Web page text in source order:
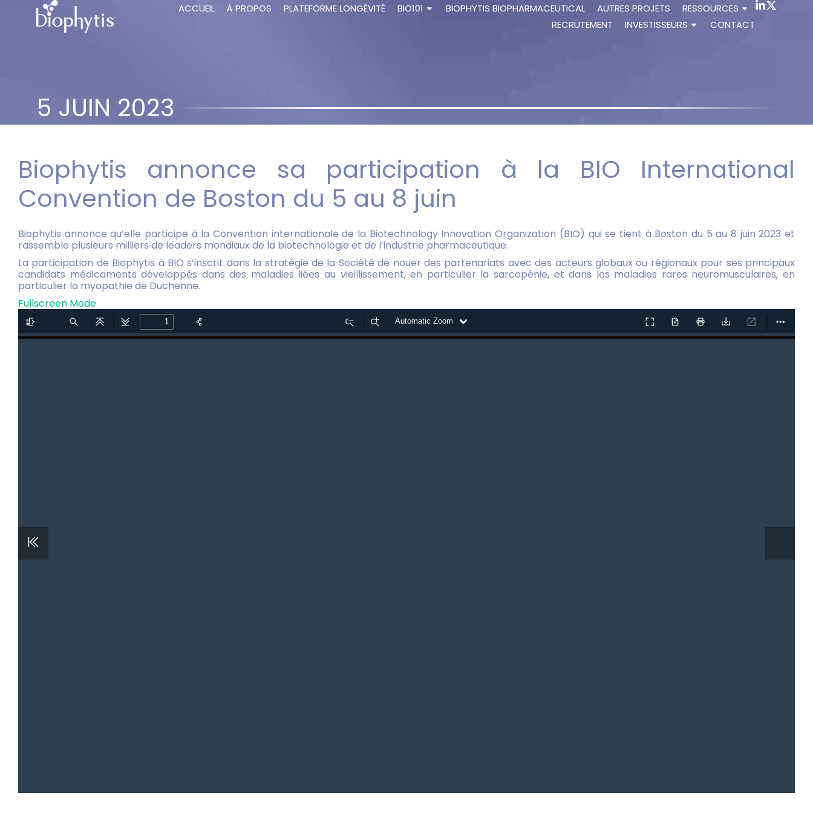
ACCUEIL À PROPOS PLATEFORME LONGÉVITÉ BIO101 BIOPHYTIS BIOPHARMACEUTICAL AUTRES PROJETS
RESSOURCES
RECRUTEMENT
INVESTISSEURS CONTACT
5 JUIN 2023
Biophytis annonce sa participation à la BIO International
Convention de Boston du 5 au 8 juin
Biophytis annonce qu’elle participe à la Convention internationale de la Biotechnology Innovation Organization (BIO) qui se tient à Boston du 5 au 8 juin 2023 et
rassemble plusieurs milliers de leaders mondiaux de la biotechnologie et de l’industrie pharmaceutique.
La participation de Biophytis à BIO s’inscrit dans la stratégie de la Société de nouer des partenariats avec des acteurs globaux ou régionaux pour ses principaux
candidats médicaments développés dans des maladies liées au vieillissement, en particulier la sarcopénie, et dans les maladies rares neuromusculaires, en
particulier la myopathie de Duchenne.
Fullscreen Mode